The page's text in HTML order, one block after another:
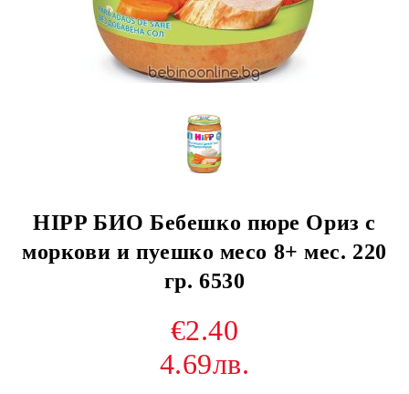
HIPP БИО Бебешко пюре Ориз с
моркови и пуешко месо 8+ мес. 220
гр. 6530
€2.40
4.69лв.